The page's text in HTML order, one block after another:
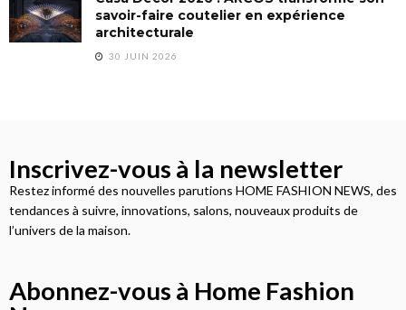
savoir-faire coutelier en expérience
architecturale
30 JUIN 2026
Inscrivez-vous à la newsletter
Restez informé des nouvelles parutions HOME FASHION NEWS, des
tendances à suivre, innovations, salons, nouveaux produits de
l’univers de la maison.
Abonnez-vous à Home Fashion